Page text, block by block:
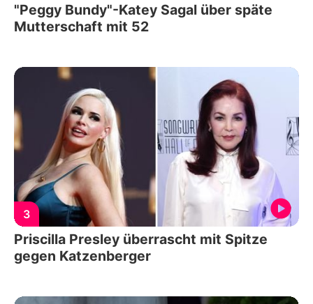
"Peggy Bundy"-Katey Sagal über späte
Mutterschaft mit 52
3
Priscilla Presley überrascht mit Spitze
gegen Katzenberger